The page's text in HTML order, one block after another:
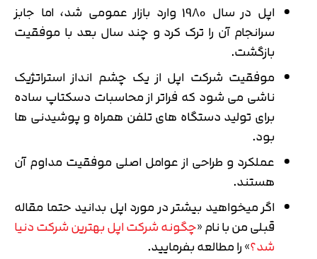
اپل در سال 1980 وارد بازار عمومی شد، اما جابز
سرانجام آن را ترک کرد و چند سال بعد با موفقیت
بازگشت.
موفقیت شرکت اپل از یک چشم انداز استراتژیک
ناشی می شود که فراتر از محاسبات دسکتاپ ساده
برای تولید دستگاه های تلفن همراه و پوشیدنی ها
بود.
عملکرد و طراحی از عوامل اصلی موفقیت مداوم آن
هستند.
اگر میخواهید بیشتر در مورد اپل بدانید حتما مقاله
قبلی من با نام «چگونه شرکت اپل بهترین شرکت دنیا
شد؟» را مطالعه بفرمایید.